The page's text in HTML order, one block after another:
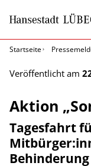
Startseite
Veröffentlicht am
Aktion
Tagesfahrt